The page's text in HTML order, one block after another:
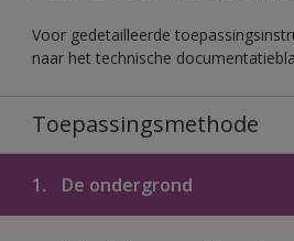
Voor gedetailleerde
naar het technische
Toepassingsmethode
1. De ondergrond